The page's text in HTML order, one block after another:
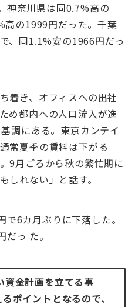
神奈川県は同0.7%⾼の
の1999円だった。千葉
、同1.1%安の1966円だっ
着き、オフィスへの出社
め都内への⼈⼝流⼊が進
調にある。東京カンテイ
常夏季の賃料は下がる
9⽉ごろから秋の繁忙期に
しれない」と話す。
6カ⽉ぶりに下落した。
っ た。
資金計画を立てる事
ポイントとなるので、